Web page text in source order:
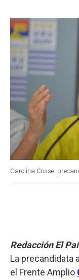
k
p
Carolina Cosse,
Redacción El
La precandidata
el Frente Amplio